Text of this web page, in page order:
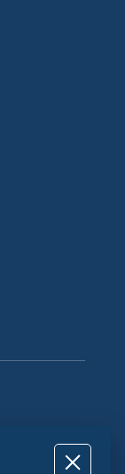
Italiano e dalla
II –